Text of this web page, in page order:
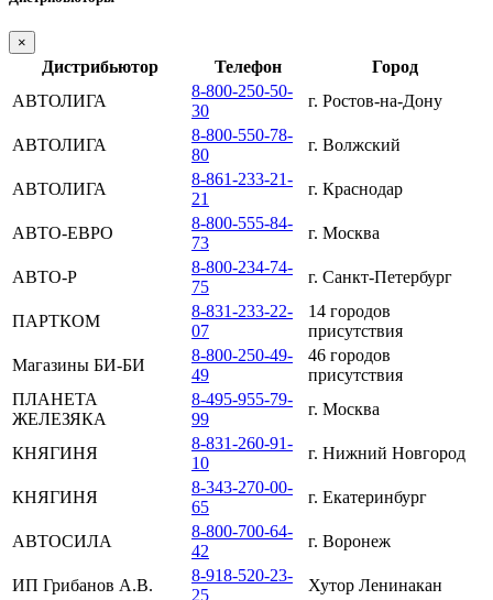
×
Дистрибьютор Телефон
Город
АВТОЛИГА
8-800-250-50-
30
г. Ростов-на-Дону
АВТОЛИГА
8-800-550-78-
80
г. Волжский
АВТОЛИГА
8-861-233-21-
21
г. Краснодар
АВТО-ЕВРО
8-800-555-84-
73
г. Москва
АВТО-Р
8-800-234-74-
75
г. Санкт-Петербург
ПАРТКОМ
8-831-233-22-
07
14 городов
присутствия
Магазины БИ-БИ
8-800-250-49-
49
46 городов
присутствия
ПЛАНЕТА
ЖЕЛЕЗЯКА
8-495-955-79-
99
г. Москва
КНЯГИНЯ
8-831-260-91-
10
г. Нижний Новгород
КНЯГИНЯ
8-343-270-00-
65
г. Екатеринбург
АВТОСИЛА
8-800-700-64-
42
г. Воронеж
ИП Грибанов А.В.
8-918-520-23-
25
Хутор Ленинакан